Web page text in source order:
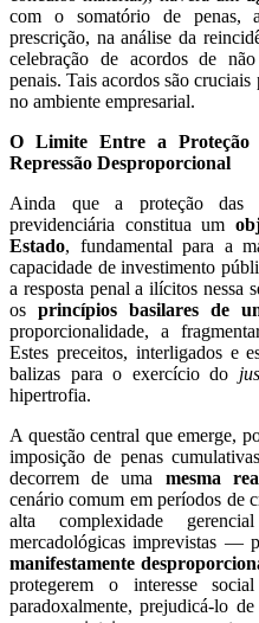
com o somatório de penas,
prescrição, na análise da
celebração de acordos de
penais. Tais acordos são
no ambiente empresarial.
O Limite Entre a Proteção
Repressão Desproporcional
Ainda que a proteção das
previdenciária constitua um
Estado, fundamental para a
capacidade de investimento
a resposta penal a ilícitos nessa
os princípios basilares de
proporcionalidade, a
Estes preceitos, interligados e
balizas para o exercício do
hipertrofia.
A questão central que emerge,
imposição de penas
decorrem de uma mesma
cenário comum em períodos de
alta complexidade
mercadológicas imprevistas —
manifestamente
protegerem o interesse
paradoxalmente, prejudicá-lo